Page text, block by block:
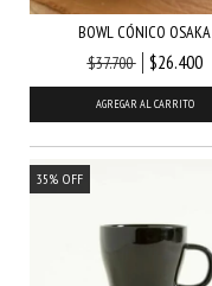
BOWL CÓNICO OSAKA
$37.700
$26.400
AGREGAR AL CARRITO
35% OFF